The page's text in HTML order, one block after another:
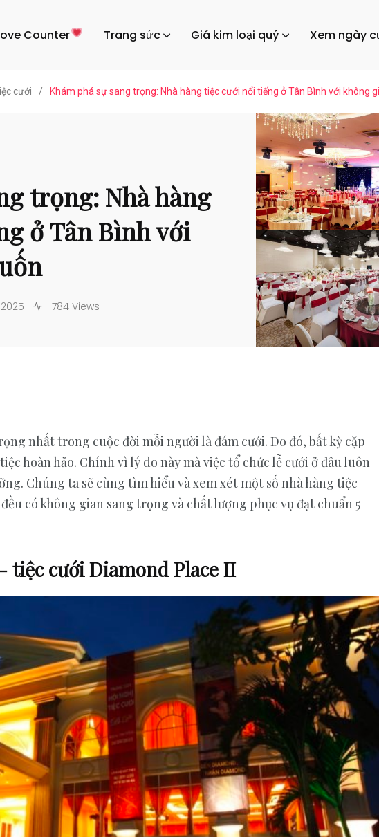
Counter Trang sức Giá kim loại quý Xem ngày
cưới / Khám phá sự sang trọng: Nhà hàng tiệc cưới nổi tiếng ở Tân Bình với không
trọng: Nhà hàng
ở Tân Bình với
784 Views
nhất trong cuộc đời mỗi người là đám cưới. Do đó, bất kỳ cặp
hoàn hảo. Chính vì lý do này mà việc tổ chức lễ cưới ở đâu luôn
Chúng ta sẽ cùng tìm hiểu và xem xét một số nhà hàng tiệc
có không gian sang trọng và chất lượng phục vụ đạt chuẩn 5
cưới Diamond Place II
74
Đá quý
33
Nhà hàng tiệc cưới
2
Phong thủy